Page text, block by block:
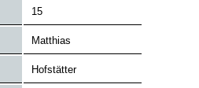
15
Matthias
Hofstätter